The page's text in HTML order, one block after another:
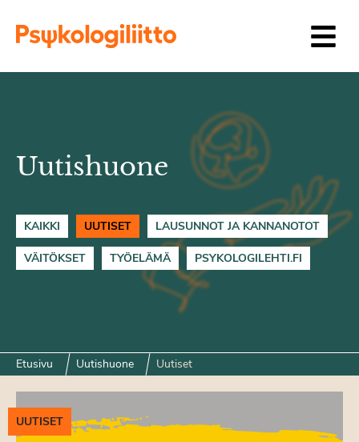
Uutishuone
KAIKKI UUTISET LAUSUNNOT JA KANNANOTOT
VÄITÖKSET TYÖELÄMÄ PSYKOLOGILEHTI.FI
Etusivu Uutishuone Uutiset
UUTISET